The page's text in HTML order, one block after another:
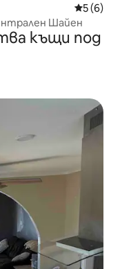
Средна
5 (6)
Шайен
къщи под